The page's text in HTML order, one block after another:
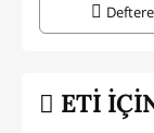
ETİ